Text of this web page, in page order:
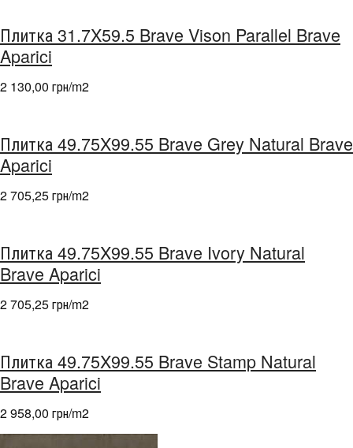
Плитка 31.7X59.5 Brave Vison Parallel Brave
Aparici
2 130,00 грн/m2
Плитка 49.75X99.55 Brave Grey Natural Brave
Aparici
2 705,25 грн/m2
Плитка 49.75X99.55 Brave Ivory Natural
Brave Aparici
2 705,25 грн/m2
Плитка 49.75X99.55 Brave Stamp Natural
Brave Aparici
2 958,00 грн/m2